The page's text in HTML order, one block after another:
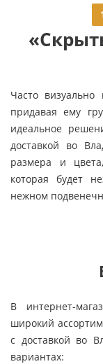
Часто
придавая ему
идеальное
доставкой во
размера и
которая будет
нежном
В интернет-
широкий
с доставкой во
вариантах: